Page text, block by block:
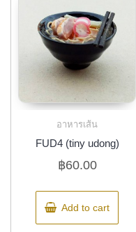
อาหารเส้น
FUD4 (tiny udong)
฿60.00
Add to cart